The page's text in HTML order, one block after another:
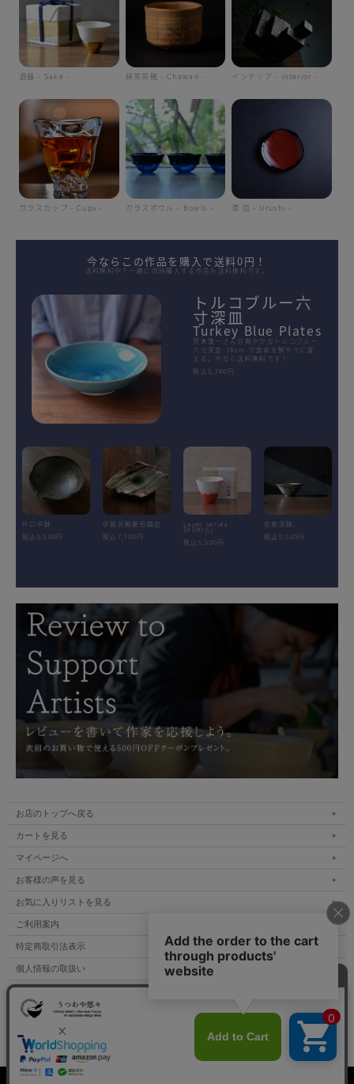
酒器 - Sake - 抹茶茶碗 - Chawan - インテリア - interior -
ガラスカップ - Cups - ガラスボウル - Bowls - 漆 皿 - Urushi -
今ならこの作品を購入で送料0円！
送料無料中！一緒に同時購入する作品も送料無料です。
トルコブルー六
寸深皿
Turkey Blue Plates
荒木漢一さんの爽やかなトルコブルー
六寸深皿-18cm-が食卓を鮮やかに変
える。今なら送料無料です！
税込3,740円
片口中鉢
税込5,500円
伊賀灰釉菱形鎬皿
税込7,700円
Layer.series
SYUKI(L)
税込5,500円
安南深鉢
税込5,500円
お店のトップへ戻る
カートを見る
マイページへ
お客様の声を見る
お気に入りリストを見る
ご利用案内
特定商取引法表示
個人情報の取扱い
サイトマップ
メルマガ登録
お問い合わせ